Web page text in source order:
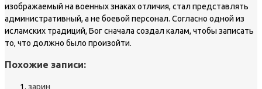
изображаемый на военных знаках отличия, стал представлять
административный, а не боевой персонал. Согласно одной из
исламских традиций, Бог сначала создал калам, чтобы записать
то, что должно было произойти.
Похожие записи:
зарин